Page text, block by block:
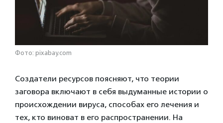
Фото: pixabay.com
Создатели ресурсов поясняют, что теории
заговора включают в себя выдуманные истории о
происхождении вируса, способах его лечения и
тех, кто виноват в его распространении. На